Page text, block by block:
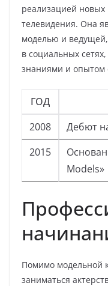
реализацией
телевидения. Она
моделью и
в социальных
знаниями и опытом
ГОД
2008
Дебют
2015
Models»
Помимо модельной
заниматься